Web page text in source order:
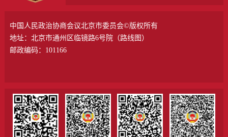
中国人民政治协商会议北京市委员会©版权所有
地址：北京市通州区临镜路6号院（路线图 ）
邮政编码：101166